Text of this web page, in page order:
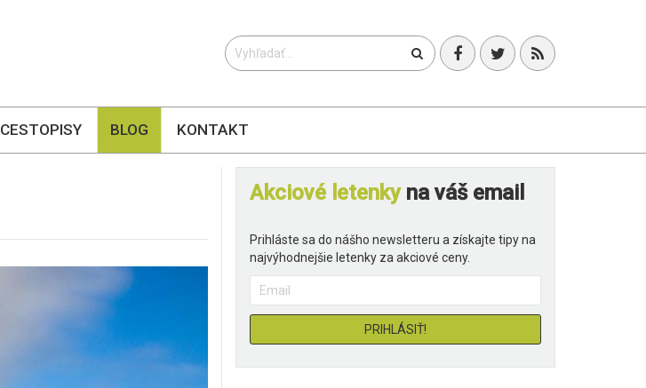
CESTOPISY BLOG KONTAKT
Akciové letenkyna váš email
Prihláste sa do nášho newsletteru a získajte tipy na
najvýhodnejšie letenky za akciové ceny.